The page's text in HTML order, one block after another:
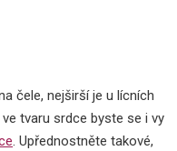
čele, nejširší je u lícních
tvaru srdce byste se i vy
. Upřednostněte takové,